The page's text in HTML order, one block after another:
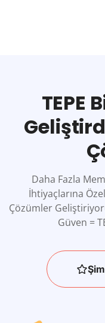
TEPE
Daha Fazla
İhtiyaçlarına
Çözümler
Güven =